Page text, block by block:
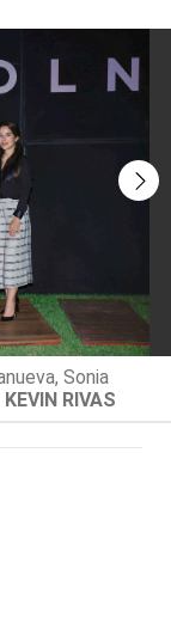
Sonia
KEVIN RIVAS